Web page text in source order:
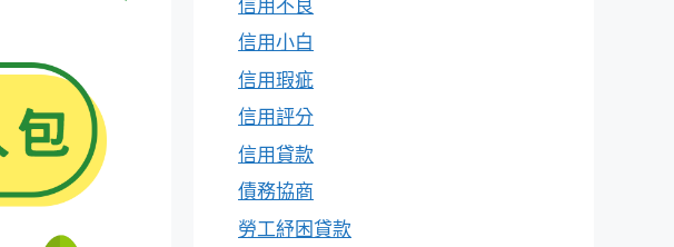
信用不良
信用小白
信用瑕疵
信用評分
信用貸款
債務協商
勞工紓困貸款